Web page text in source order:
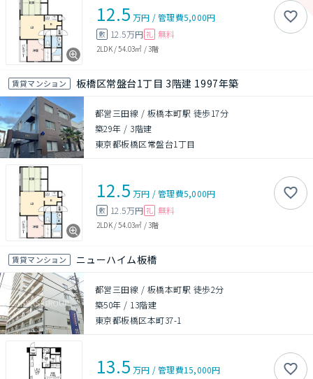
12.5 万円 /管理費5,000円
敷 12.5万円 礼 無料
2LDK/54.03㎡ /3階
賃貸マンション 板橋区常盤台1丁目 3階建 1997年築
都営三田線 / 板橋本町駅 徒歩17分
築29年 / 3階建
東京都板橋区常盤台1丁目
12.5 万円 /管理費5,000円
敷 12.5万円 礼 無料
2LDK/54.03㎡ /3階
賃貸マンション ニューハイム板橋
都営三田線 / 板橋本町駅 徒歩2分
築50年 / 13階建
東京都板橋区本町37-1
13.5 万円 /管理費15,000円